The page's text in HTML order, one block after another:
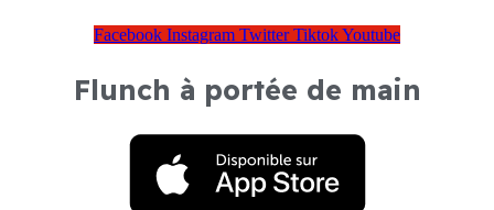
Facebook Instagram Twitter TiktokYoutube
Flunch à portée de main